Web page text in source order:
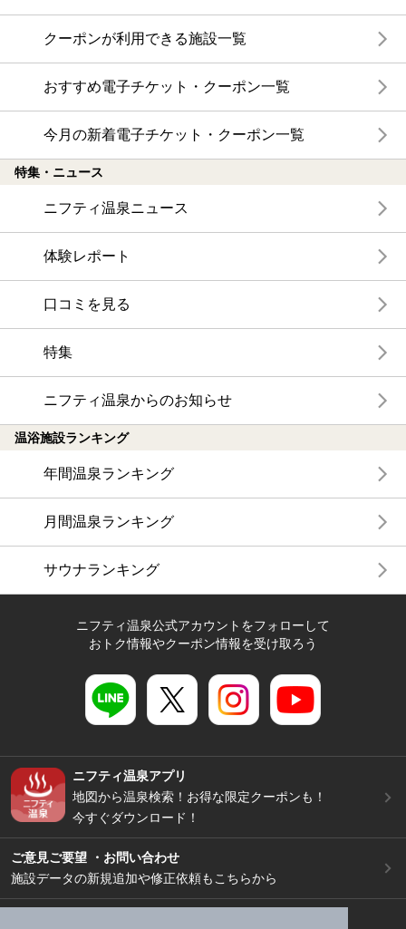
クーポンが利用できる施設一覧
おすすめ電子チケット・クーポン一覧
今月の新着電子チケット・クーポン一覧
特集・ニュース
ニフティ温泉ニュース
体験レポート
口コミを見る
特集
ニフティ温泉からのお知らせ
温浴施設ランキング
年間温泉ランキング
月間温泉ランキング
サウナランキング
ニフティ温泉公式アカウントをフォローして
おトク情報やクーポン情報を受け取ろう
ニフティ温泉アプリ
地図から温泉検索！お得な限定クーポンも！
今すぐダウンロード！
ご意見ご要望 ・お問い合わせ
施設データの新規追加や修正依頼もこちらから